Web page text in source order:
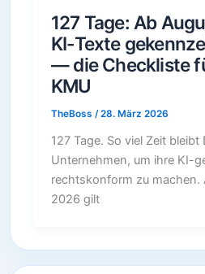
127 Tage: Ab
KI-Texte
— die Checkliste
KMU
TheBoss /28. März 2026
127 Tage. So viel Zeit bleibt
Unternehmen, um ihre KI-
rechtskonform zu machen.
2026 gilt